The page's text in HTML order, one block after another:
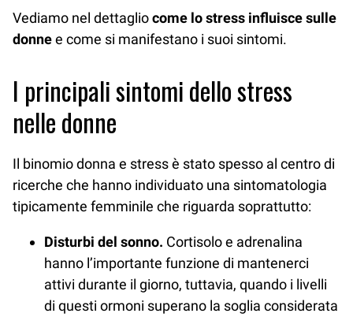
Vediamo nel dettagliocome lo stress influisce sulle
donnee come si manifestano i suoi sintomi.
I principali sintomi dello stress
nelle donne
Il binomio donna e stress è stato spesso al centro di
ricerche che hanno individuato una sintomatologia
tipicamente femminile che riguarda soprattutto:
Disturbi del sonno. Cortisolo e adrenalina
hanno l’importante funzione di mantenerci
attivi durante il giorno, tuttavia, quando i livelli
di questi ormoni superano la soglia considerata